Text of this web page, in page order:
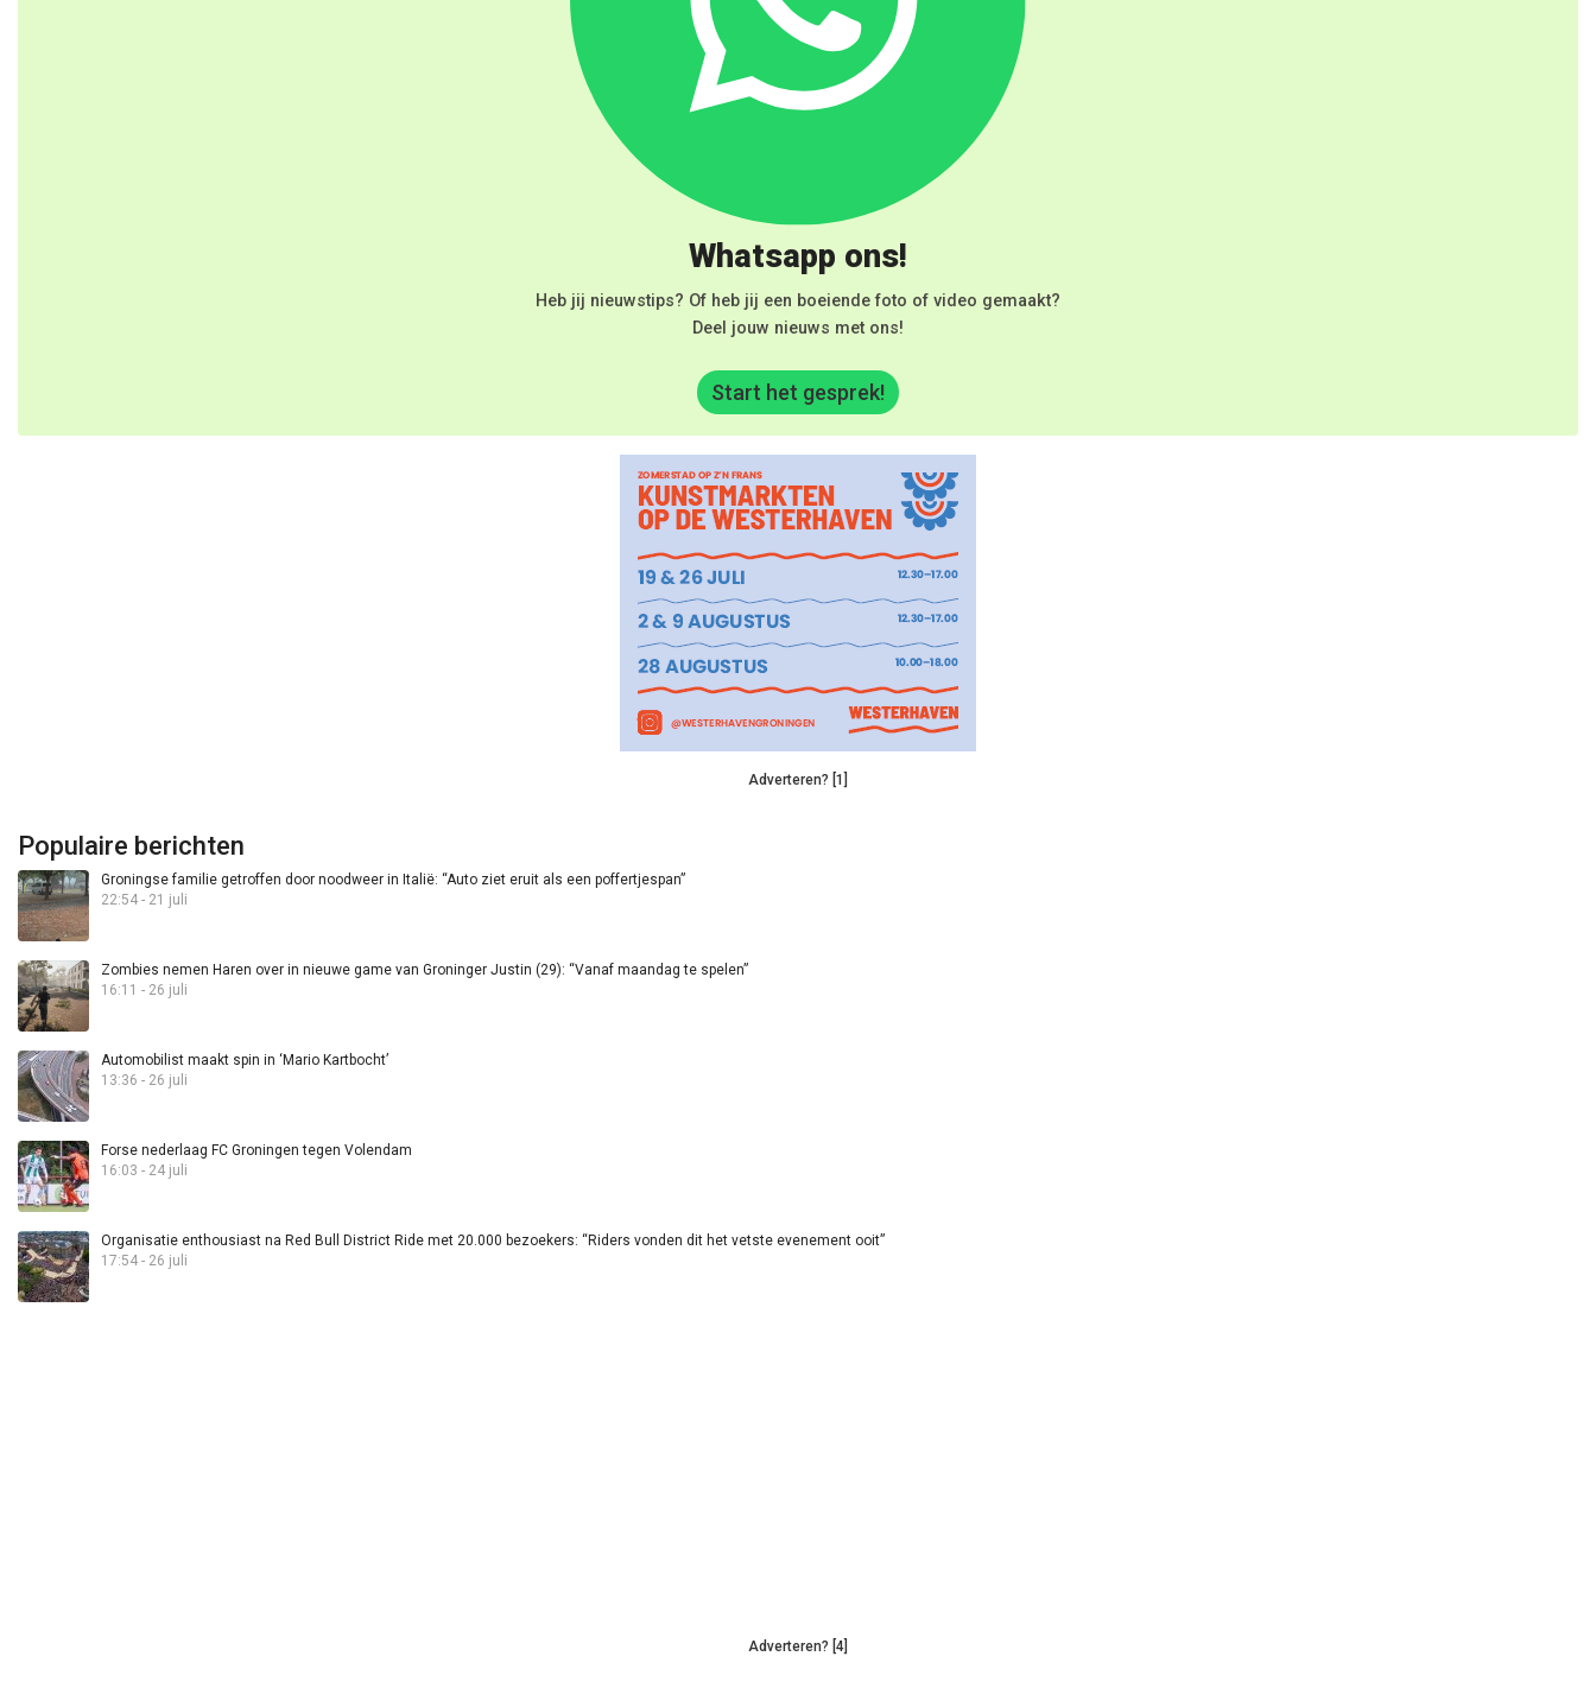
Whatsapp ons!
Heb jij nieuwstips? Of heb jij een boeiende foto of video gemaakt?
Deel jouw nieuws met ons!
Start het gesprek!
Adverteren? [1]
Populaire berichten
Groningse familie getroffen door noodweer in Italië: “Auto ziet eruit als een poffertjespan”
22:54 - 21 juli
Zombies nemen Haren over in nieuwe game van Groninger Justin (29): “Vanaf maandag te spelen”
16:11 - 26 juli
Automobilist maakt spin in ‘Mario Kartbocht’
13:36 - 26 juli
Forse nederlaag FC Groningen tegen Volendam
16:03 - 24 juli
Organisatie enthousiast na Red Bull District Ride met 20.000 bezoekers: “Riders vonden dit het vetste evenement ooit”
17:54 - 26 juli
Adverteren? [4]